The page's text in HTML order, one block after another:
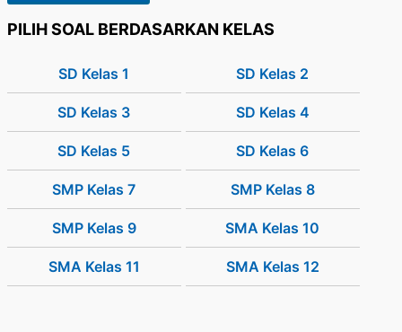
PILIH SOAL BERDASARKAN KELAS
SD Kelas 1 SD Kelas 2
SD Kelas 3 SD Kelas 4
SD Kelas 5 SD Kelas 6
SMP Kelas 7 SMP Kelas 8
SMP Kelas 9 SMA Kelas 10
SMA Kelas 11 SMA Kelas 12